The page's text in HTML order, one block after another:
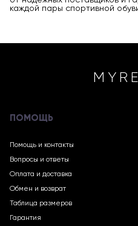
каждой пары спортивной
ПОМОЩЬ
Помощь и контакты
Вопросы и ответы
Оплата и доставка
Обмен и возврат
Таблица размеров
Гарантия